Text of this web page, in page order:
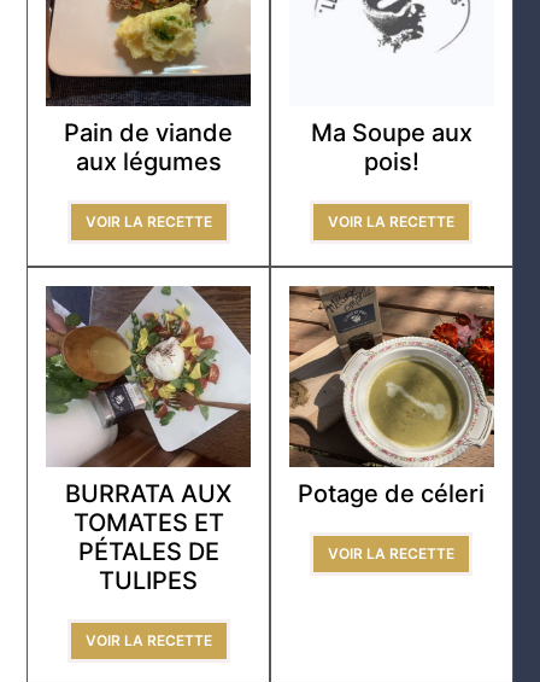
Pain de viande
aux légumes
VOIR LA RECETTE
Ma Soupe aux
pois!
VOIR LA RECETTE
BURRATA AUX
TOMATES ET
PÉTALES DE
TULIPES
VOIR LA RECETTE
Potage de céleri
VOIR LA RECETTE